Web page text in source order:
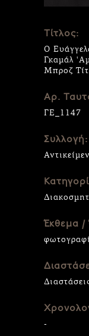
Τίτλος:
Ο
Γκαμάλ
Μπροζ
Αρ.
ΓΕ_1147
Συλλογή:
Έκθεμα
-